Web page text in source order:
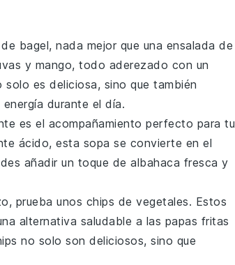
bagel, nada mejor que una ensalada de
y mango, todo aderezado con un
es deliciosa, sino que también
durante el día.
es el acompañamiento perfecto para tu
ácido, esta sopa se convierte en el
añadir un toque de albahaca fresca y
prueba unos chips de vegetales. Estos
alternativa saludable a las papas fritas
no solo son deliciosos, sino que